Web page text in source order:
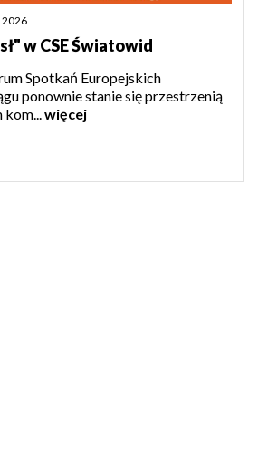
2026
w CSE Światowid
Spotkań Europejskich
ponownie stanie się przestrzenią
kom...więcej